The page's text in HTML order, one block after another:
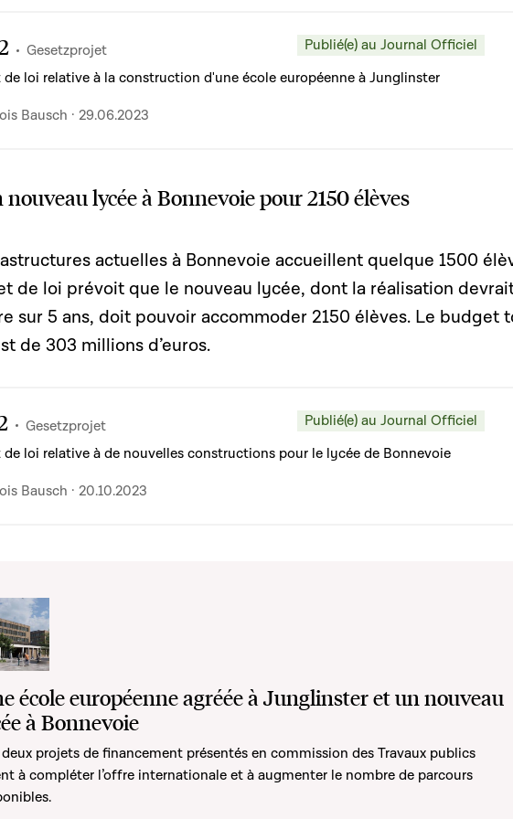
Gesetzprojet
Publié(e) au Journal Officiel
de loi relative à la construction d'une école européenne à Junglinster
Bausch · 29.06.2023
nouveau lycée à Bonnevoie pour 2150 élèves
actuelles à Bonnevoie accueillent quelque 1500
de loi prévoit que le nouveau lycée, dont la réalisation
sur 5 ans, doit pouvoir accommoder 2150 élèves. Le budget
de 303 millions d’euros.
Gesetzprojet
Publié(e) au Journal Officiel
de loi relative à de nouvelles constructions pour le lycée de Bonnevoie
Bausch · 20.10.2023
école européenne agréée à Junglinster et un nouveau
à Bonnevoie
deux projets de financement présentés en commission des Travaux publics
à compléter l’offre internationale et à augmenter le nombre de parcours